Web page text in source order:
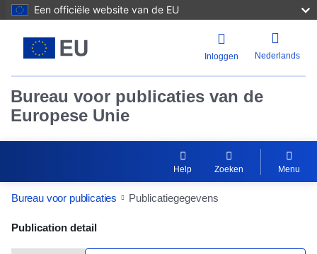
Een officiële website van de EU
Inloggen Nederlands
Bureau voor publicaties van de
Europese Unie
Help Zoeken Menu
Bureau voor publicaties Publicatiegegevens
Publication Detail Actions Portlet
Publication detail